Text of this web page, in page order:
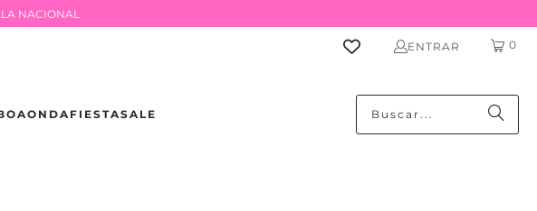
NACIONAL
ENTRAR 0
FIESTASALE